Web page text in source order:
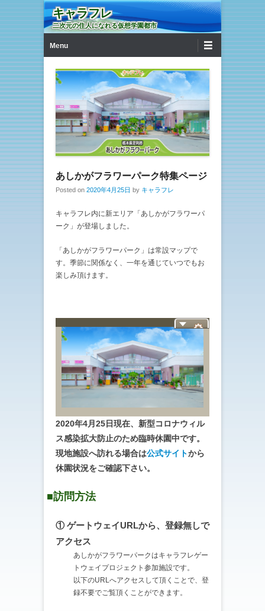
キャラフレ
二次元の住人になれる仮想学園都市
Menu
あしかがフラワーパーク特集ページ
Posted on 2020年4月25日 by キャラフレ
キャラフレ内に新エリア「あしかがフラワーパ
ーク」が登場しました。
「あしかがフラワーパーク」は常設マップで
す。季節に関係なく、一年を通じていつでもお
楽しみ頂けます。
2020年4月25日現在、新型コロナウィル
ス感染拡大防止のため臨時休園中です。
現地施設へ訪れる場合は公式サイトから
休園状況をご確認下さい。
■訪問方法
① ゲートウェイURLから、登録無しで
アクセス
あしかがフラワーパークはキャラフレゲー
トウェイプロジェクト参加施設です。
以下のURLへアクセスして頂くことで、登
録不要でご覧頂くことができます。